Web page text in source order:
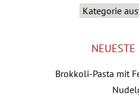
NEUESTE
Brokkoli-Pasta mit